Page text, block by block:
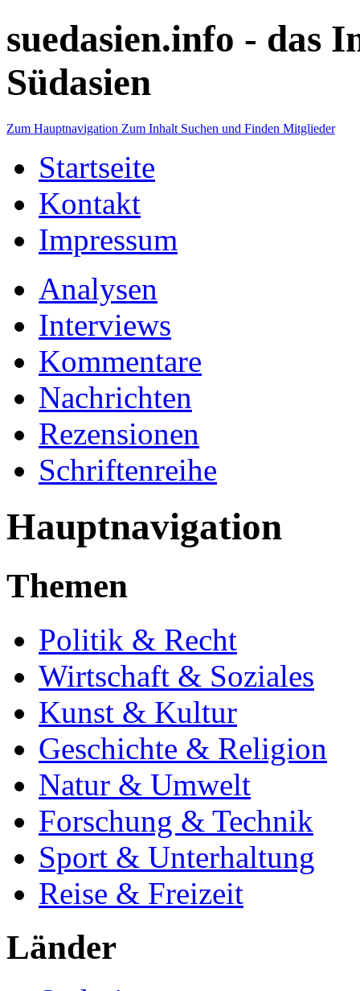
suedasien.info - das
Südasien
Zum Hauptnavigation Zum Inhalt Suchen und Finden Mitglieder
Startseite
Kontakt
Impressum
Analysen
Interviews
Kommentare
Nachrichten
Rezensionen
Schriftenreihe
Hauptnavigation
Themen
Politik & Recht
Wirtschaft & Soziales
Kunst & Kultur
Geschichte & Religion
Natur & Umwelt
Forschung & Technik
Sport & Unterhaltung
Reise & Freizeit
Länder